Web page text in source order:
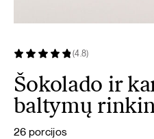
(4.8)
Šokolado ir
baltymų
26 porcijos